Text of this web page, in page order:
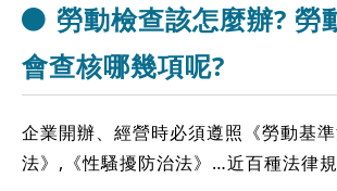
勞動檢查該怎麼辦? 勞
會查核哪幾項呢?
企業開辦、經營時必須遵照《勞動基
法》,《性騷擾防治法》…近百種法律規